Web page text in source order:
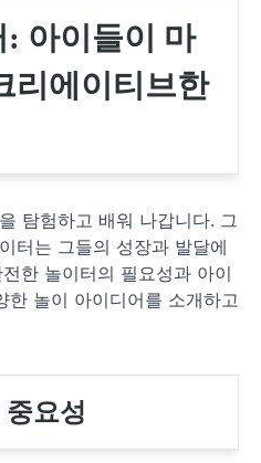
: 아이들이 마
리에이티브한
탐험하고 배워 나갑니다. 그
터는 그들의 성장과 발달에
한 놀이터의 필요성과 아이
한 놀이 아이디어를 소개하고
요성